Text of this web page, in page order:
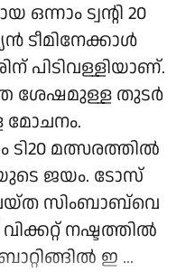
ട്വന്റി 20
ടീമിനേക്കാള്‍
പിടിവള്ളിയാണ്.
ശേഷമുള്ള തുടര്‍
മോചനം.
ടി20 മത്സരത്തില്‍
ജയം. ടോസ്
സിംബാബ്‌വെ
നഷ്ടത്തില്‍
ഇ ...